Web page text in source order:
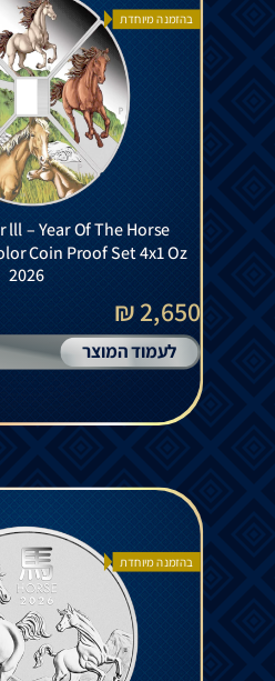
בהזמנה מיוחדת
– Year Of The Horse
Coin Proof Set 4x1 Oz
2026
2,650 ₪
לעמוד המוצר
בהזמנה מיוחדת